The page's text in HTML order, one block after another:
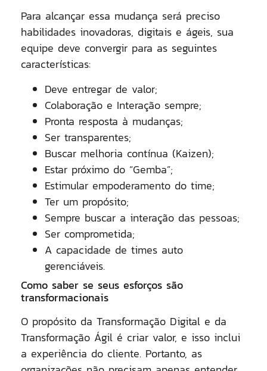
Para alcançar essa mudança será preciso
habilidades inovadoras, digitais e ágeis, sua
equipe deve convergir para as seguintes
características:
Deve entregar de valor;
Colaboração e Interação sempre;
Pronta resposta à mudanças;
Ser transparentes;
Buscar melhoria contínua (Kaizen);
Estar próximo do “Gemba”;
Estimular empoderamento do time;
Ter um propósito;
Sempre buscar a interação das pessoas;
Ser comprometida;
A capacidade de times auto
gerenciáveis.
Como saber se seus esforços são
transformacionais
O propósito da Transformação Digital e da
Transformação Ágil é criar valor, e isso inclui
a experiência do cliente. Portanto, as